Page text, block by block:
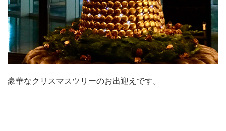
豪華なクリスマスツリーのお出迎えです。